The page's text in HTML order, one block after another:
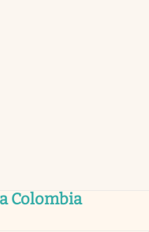
Colombia